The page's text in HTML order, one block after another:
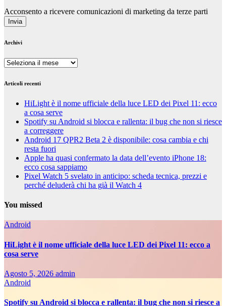
Acconsento a ricevere comunicazioni di marketing da terze parti
Invia
Archivi
Archivi
Articoli recenti
HiLight è il nome ufficiale della luce LED dei Pixel 11: ecco
a cosa serve
Spotify su Android si blocca e rallenta: il bug che non si riesce
a correggere
Android 17 QPR2 Beta 2 è disponibile: cosa cambia e chi
resta fuori
Apple ha quasi confermato la data dell’evento iPhone 18:
ecco cosa sappiamo
Pixel Watch 5 svelato in anticipo: scheda tecnica, prezzi e
perché deluderà chi ha già il Watch 4
You missed
Android
HiLight è il nome ufficiale della luce LED dei Pixel 11: ecco a
cosa serve
Agosto 5, 2026 admin
Android
Spotify su Android si blocca e rallenta: il bug che non si riesce a